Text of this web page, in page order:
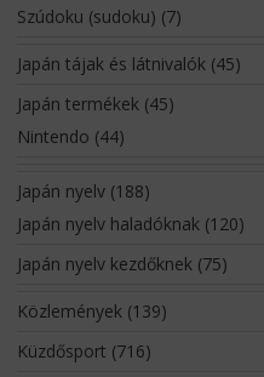
Szúdoku (sudoku) (7)
Japán tájak és látnivalók(45)
Japán termékek(45)
Nintendo (44)
Japán nyelv(188)
Japán nyelv haladóknak(120)
Japán nyelv kezdőknek(75)
Közlemények(139)
Küzdősport (716)